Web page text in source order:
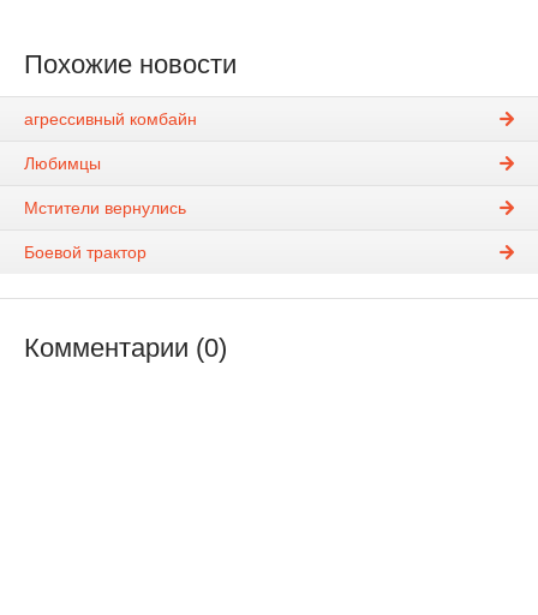
Похожие новости
агрессивный комбайн
Любимцы
Мстители вернулись
Боевой трактор
Комментарии (0)